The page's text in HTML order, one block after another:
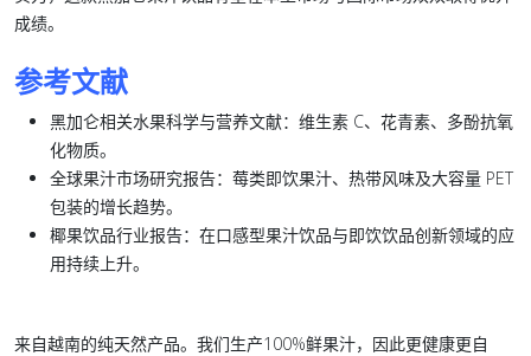
成绩。
参考文献
黑加仑相关水果科学与营养文献：维生素 C、花青素、多酚抗氧
化物质。
全球果汁市场研究报告：莓类即饮果汁、热带风味及大容量 PET
包装的增长趋势。
椰果饮品行业报告：在口感型果汁饮品与即饮饮品创新领域的应
用持续上升。
来自越南的纯天然产品。我们生产100%鲜果汁，因此更健康更自